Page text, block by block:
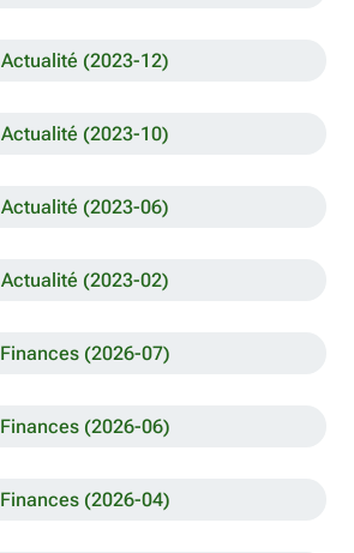
Actualité (2023-12)
Actualité (2023-10)
Actualité (2023-06)
Actualité (2023-02)
Finances (2026-07)
Finances (2026-06)
Finances (2026-04)